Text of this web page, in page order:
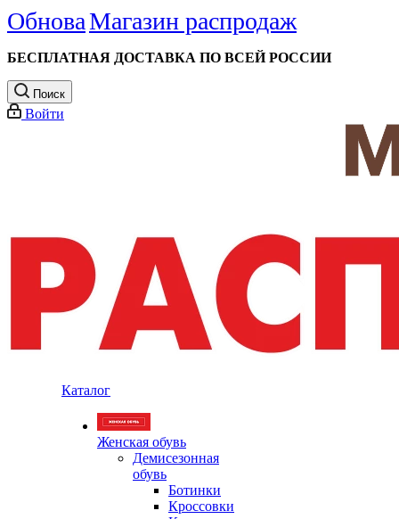
ОбноваМагазин распродаж
БЕСПЛАТНАЯ ДОСТАВКА ПО ВСЕЙ РОССИИ
Поиск
Войти
Каталог
Женская обувь
Демисезонная
обувь
Ботинки
Кроссовки